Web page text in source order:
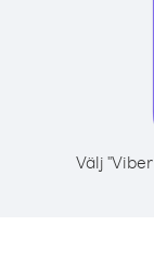
Välj